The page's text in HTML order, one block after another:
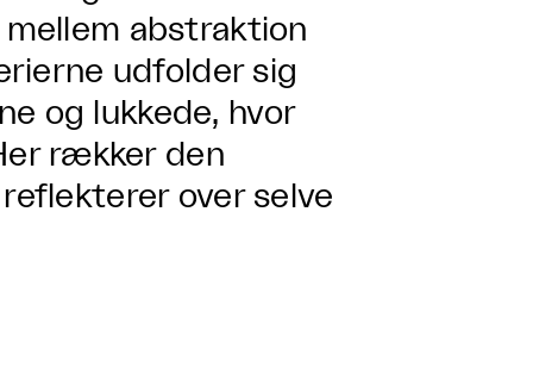
abstraktion
udfolder sig
og lukkede, hvor
rækker den
over selve